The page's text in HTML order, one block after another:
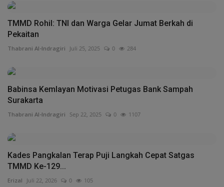
TMMD Rohil: TNI dan Warga Gelar Jumat Berkah di
Pekaitan
Thabrani Al-Indragiri Juli 25, 2025 0 284
Babinsa Kemlayan Motivasi Petugas Bank Sampah
Surakarta
Thabrani Al-Indragiri Sep 22, 2025 0 1107
Kades Pangkalan Terap Puji Langkah Cepat Satgas
TMMD Ke-129...
Erizal Juli 22, 2026 0 105